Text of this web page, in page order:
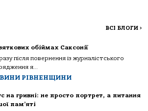
ВСІ БЛОГИ >
обіймах Саксонії
після повернення із журналістського
я...
РІВНЕНЩИНИ
на гривні: не просто портрет, а питання
пам’яті